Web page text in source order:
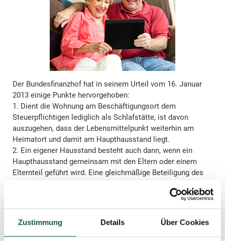
Zustimmung Details Über Cookies
Der Bundesfinanzhof hat in seinem Urteil vom 16. Januar
2013 einige Punkte hervorgehoben:
1. Dient die Wohnung am Beschäftigungsort dem
Steuerpflichtigen lediglich als Schlafstätte, ist davon
auszugehen, dass der Lebensmittelpunkt weiterhin am
Heimatort und damit am Haupthausstand liegt.
2. Ein eigener Hausstand besteht auch dann, wenn ein
Haupthausstand gemeinsam mit den Eltern oder einem
Elternteil geführt wird. Eine gleichmäßige Beteiligung des
Kindes an den Haushalts- und Lebenshaltungskosten ist
dass sie den, mit ihren Eltern gemeinsam geführten,
Haushalt maßgeblich mitbestimmen.